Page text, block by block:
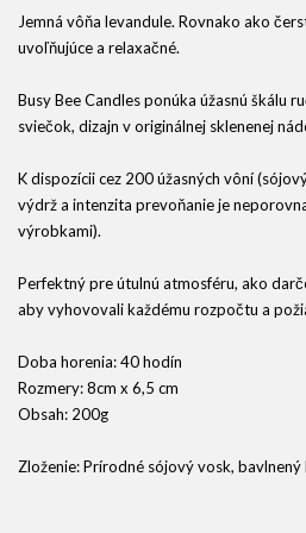
Jemná vôňa levandule. Rovnako ako
uvoľňujúce a relaxačné.
Busy Bee Candles ponúka úžasnú škálu
sviečok, dizajn v originálnej sklenenej
K dispozícii cez 200 úžasných vôní
výdrž a intenzita prevoňanie je
výrobkami).
Perfektný pre útulnú atmosféru, ako
aby vyhovovali každému rozpočtu a
Doba horenia: 40 hodín
Rozmery: 8cm x 6,5 cm
Obsah: 200g
Zloženie: Prírodné sójový vosk, bavlnený